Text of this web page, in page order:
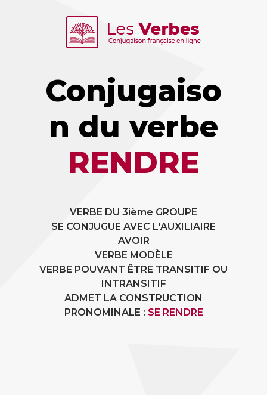
Conjugaiso
n du verbe
RENDRE
VERBE DU 3ième GROUPE
SE CONJUGUE AVEC L'AUXILIAIRE
AVOIR
VERBE MODÈLE
VERBE POUVANT ÊTRE TRANSITIF OU
INTRANSITIF
ADMET LA CONSTRUCTION
PRONOMINALE : SE RENDRE